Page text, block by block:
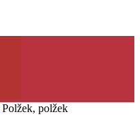
Polžek, polžek